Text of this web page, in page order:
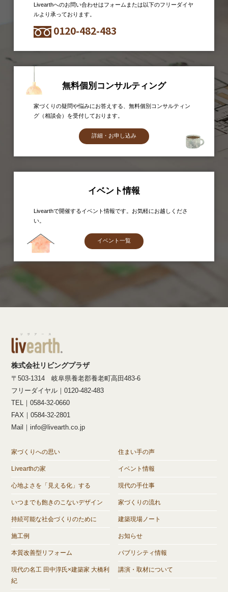
Livearthへのお問い合わせはフォームまたは以下のフリーダイヤ
ルより承っております。
0120-482-483
無料個別コンサルティング
家づくりの疑問や悩みにお答えする、無料個別コンサルティン
グ（相談会）を受付しております。
詳細・お申し込み
イベント情報
Livearthで開催するイベント情報です。お気軽にお越しくださ
い。
イベント一覧
株式会社リビングプラザ
〒503-1314 岐阜県養老郡養老町高田483-6
フリーダイヤル｜0120-482-483
TEL｜0584-32-0660
FAX｜0584-32-2801
Mail｜info@livearth.co.jp
家づくりへの思い
Livearthの家
心地よさを「見える化」する
いつまでも飽きのこないデザイン
持続可能な社会づくりのために
施工例
本質改善型リフォーム
現代の名工 田中淳氏×建築家 大橋利
紀
住まい手の声
イベント情報
現代の手仕事
家づくりの流れ
建築現場ノート
お知らせ
パブリシティ情報
講演・取材について